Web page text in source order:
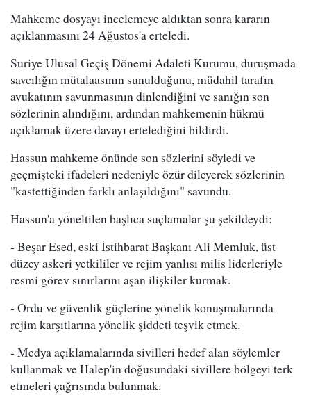
Mahkeme dosyayı incelemeye aldıktan sonra kararın
açıklanmasını 24 Ağustos'a erteledi.
Suriye Ulusal Geçiş Dönemi Adaleti Kurumu, duruşmada
savcılığın mütalaasının sunulduğunu, müdahil tarafın
avukatının savunmasının dinlendiğini ve sanığın son
sözlerinin alındığını, ardından mahkemenin hükmü
açıklamak üzere davayı ertelediğini bildirdi.
Hassun mahkeme önünde son sözlerini söyledi ve
geçmişteki ifadeleri nedeniyle özür dileyerek sözlerinin
"kastettiğinden farklı anlaşıldığını" savundu.
Hassun'a yöneltilen başlıca suçlamalar şu şekildeydi:
- Beşar Esed, eski İstihbarat Başkanı Ali Memluk, üst
düzey askeri yetkililer ve rejim yanlısı milis liderleriyle
resmi görev sınırlarını aşan ilişkiler kurmak.
- Ordu ve güvenlik güçlerine yönelik konuşmalarında
rejim karşıtlarına yönelik şiddeti teşvik etmek.
- Medya açıklamalarında sivilleri hedef alan söylemler
kullanmak ve Halep'in doğusundaki sivillere bölgeyi terk
etmeleri çağrısında bulunmak.